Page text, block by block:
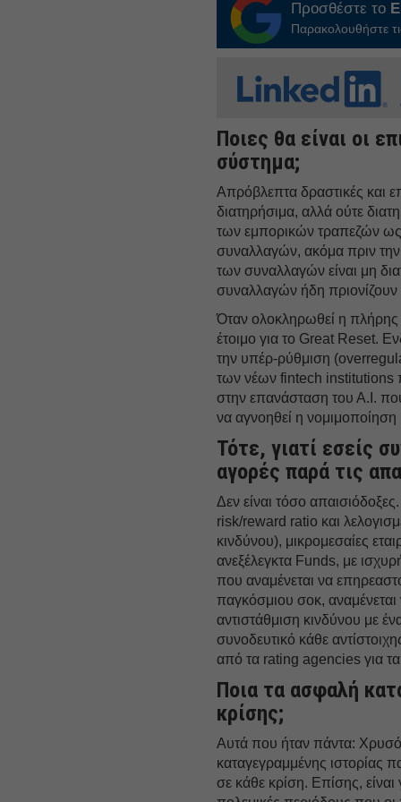
Προσθέστε το
Παρακολουθήστε
Ποιες θα είναι οι
σύστημα;
Απρόβλεπτα δραστικές και
διατηρήσιμα, αλλά ούτε
των εμπορικών τραπεζών
συναλλαγών, ακόμα πριν
των συναλλαγών είναι μη
συναλλαγών ήδη πριονίζουν
Όταν ολοκληρωθεί η πλήρης
έτοιμο για το Great Reset.
την υπέρ-ρύθμιση
των νέων fintech institutions
στην επανάσταση του Α.Ι.
να αγνοηθεί η
Τότε, γιατί εσείς
αγορές παρά τις
Δεν είναι τόσο
risk/reward ratio και
κινδύνου), μικρομεσαίες
ανεξέλεγκτα Funds, με
που αναμένεται να
παγκόσμιου σοκ, αναμένεται
αντιστάθμιση κινδύνου με
συνοδευτικό κάθε
από τα rating agencies για τα
Ποια τα ασφαλή
κρίσης;
Αυτά που ήταν πάντα:
καταγεγραμμένης ιστορίας
σε κάθε κρίση. Επίσης,